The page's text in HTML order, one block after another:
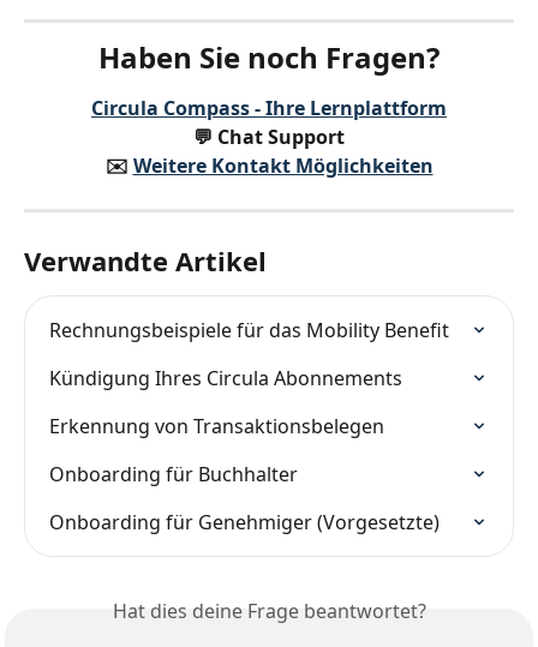
Haben Sie noch Fragen?
Circula Compass - Ihre Lernplattform
💬 Chat Support
✉️️ Weitere Kontakt Möglichkeiten
Verwandte Artikel
Rechnungsbeispiele für das Mobility Benefit
Kündigung Ihres Circula Abonnements
Erkennung von Transaktionsbelegen
Onboarding für Buchhalter
Onboarding für Genehmiger (Vorgesetzte)
Hat dies deine Frage beantwortet?